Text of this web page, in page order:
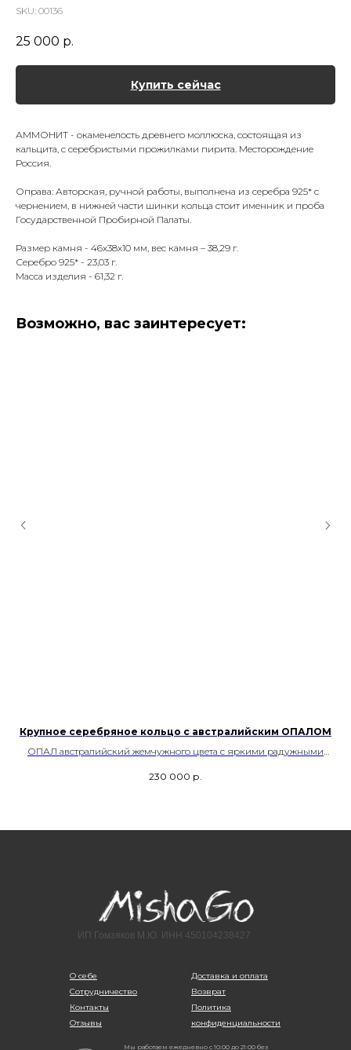
SKU: 00136
25 000 р.
Купить сейчас
АММОНИТ - окаменелость древнего моллюска, состоящая из
кальцита, с серебристыми прожилками пирита. Месторождение
Россия.
Оправа: Авторская, ручной работы, выполнена из серебра 925* с
чернением, в нижней части шинки кольца стоит именник и проба
Государственной Пробирной Палаты.
Размер камня - 46х38х10 мм, вес камня – 38,29 г.
Серебро 925* - 23,03 г.
Масса изделия - 61,32 г.
Возможно, вас заинтересует:
Крупное серебряное кольцо с австралийским ОПАЛОМ
ОПАЛ австралийский жемчужного цвета с яркими радужными
230 000 р.
О себе
Сотрудничество
Контакты
Отзывы
ИП Гомзяков М.Ю. ИНН 450104238427
Доставка и оплата
Возврат
Политика
конфиденциальности
Мы работаем ежедневно с 10:00 до 21:00 без